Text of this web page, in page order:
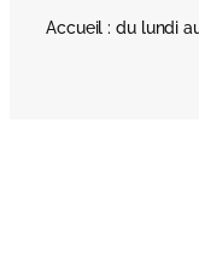
Accueil : du lundi